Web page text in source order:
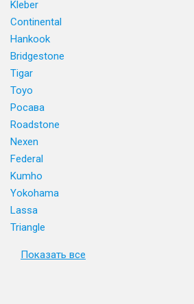
Kleber
Continental
Hankook
Bridgestone
Tigar
Toyo
Росава
Roadstone
Nexen
Federal
Kumho
Yokohama
Lassa
Triangle
Показать все